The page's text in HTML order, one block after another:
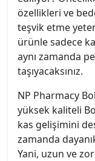
özellikleri ve
teşvik etme
ürünle sadece
aynı zamanda
taşıyacaksınız.
NP Pharmacy
yüksek kaliteli
kas gelişimini
zamanda
Yani, uzun ve